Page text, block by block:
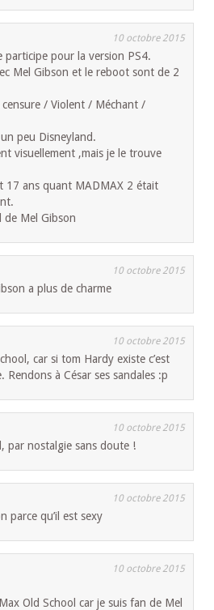
10 octobre 2015
participe pour la version PS4.
Mel Gibson et le reboot sont de 2
/ Violent / Méchant /
peu Disneyland.
visuellement ,mais je le trouve
17 ans quant MADMAX 2 était
de Mel Gibson
10 octobre 2015
a plus de charme
10 octobre 2015
car si tom Hardy existe c’est
Rendons à César ses sandales :p
10 octobre 2015
par nostalgie sans doute !
10 octobre 2015
parce qu’il est sexy
10 octobre 2015
Old School car je suis fan de Mel